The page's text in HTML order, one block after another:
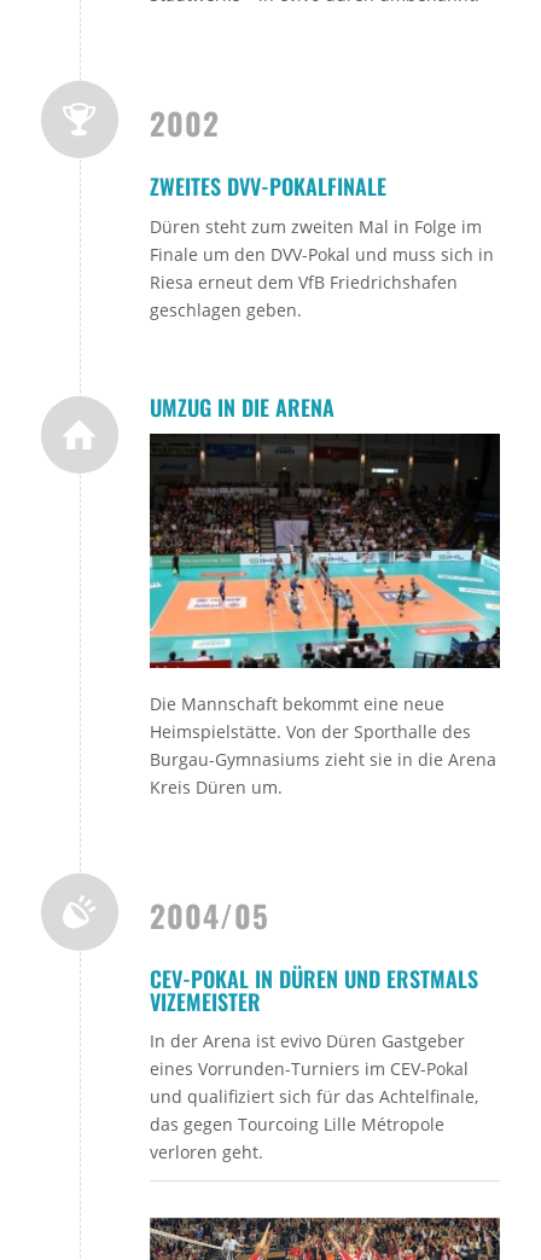
2002
ZWEITES DVV-POKALFINALE
Düren steht zum zweiten Mal in Folge im
Finale um den DVV-Pokal und muss sich in
Riesa erneut dem VfB Friedrichshafen
geschlagen geben.
UMZUG IN DIE ARENA
Die Mannschaft bekommt eine neue
Heimspielstätte. Von der Sporthalle des
Burgau-Gymnasiums zieht sie in die Arena
Kreis Düren um.
2004/05
CEV-POKAL IN DÜREN UND ERSTMALS
VIZEMEISTER
In der Arena ist evivo Düren Gastgeber
eines Vorrunden-Turniers im CEV-Pokal
und qualifiziert sich für das Achtelfinale,
das gegen Tourcoing Lille Métropole
verloren geht.